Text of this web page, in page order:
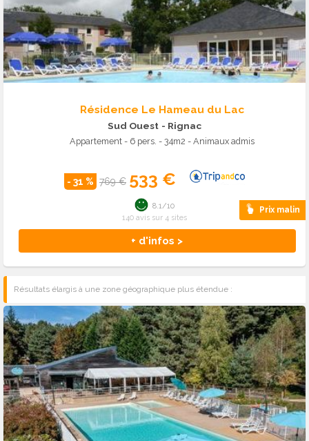
Résidence Le Hameau du Lac
Sud Ouest - Rignac
Appartement - 6 pers. - 34m2 - Animaux admis
- 31 % 769 € 533 €
Prix malin
+ d'infos >
8.1/10
140 avis sur 4 sites
Résultats élargis à une zone géographique plus étendue :